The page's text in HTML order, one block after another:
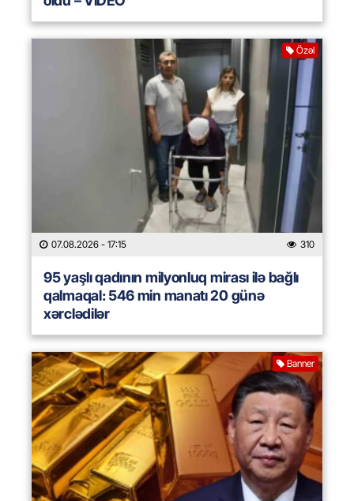
Özəl
07.08.2026 - 17:15 310
95 yaşlı qadının milyonluq mirası ilə bağlı
qalmaqal: 546 min manatı 20 günə
xərclədilər
Banner